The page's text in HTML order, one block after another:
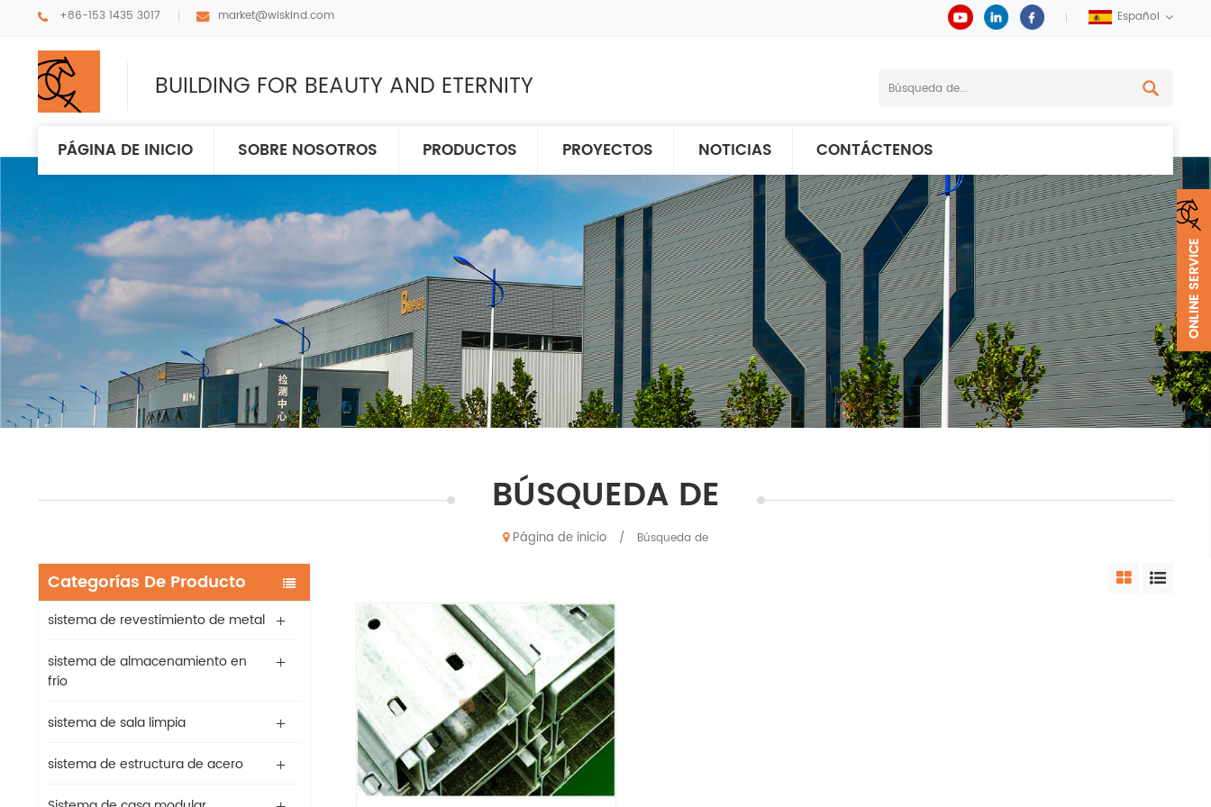
+86-153 1435 3017 market@wiskind.com Español
BUILDING FOR BEAUTY AND ETERNITY
PÁGINA DE INICIO SOBRE NOSOTROS PRODUCTOS PROYECTOS NOTICIAS CONTÁCTENOS
BÚSQUEDA DE
Página de inicio / Búsqueda de
Categorías De Producto
sistema de revestimiento de metal
sistema de almacenamiento en
frío
sistema de sala limpia
sistema de estructura de acero